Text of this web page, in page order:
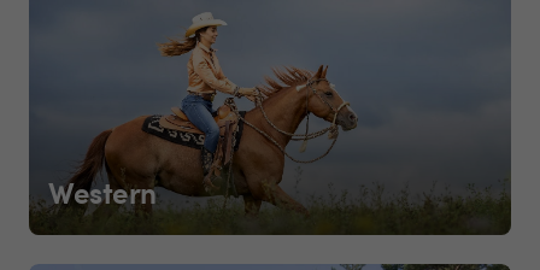
Western